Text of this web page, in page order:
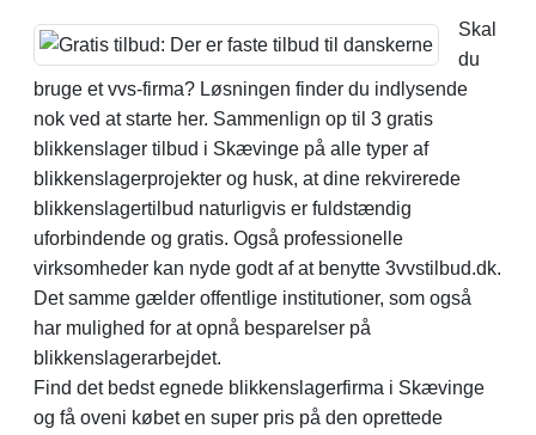
Skal
du
bruge et vvs-firma? Løsningen finder du indlysende
nok ved at starte her. Sammenlign op til 3 gratis
blikkenslager tilbud i Skævinge på alle typer af
blikkenslagerprojekter og husk, at dine rekvirerede
blikkenslagertilbud naturligvis er fuldstændig
uforbindende og gratis. Også professionelle
virksomheder kan nyde godt af at benytte 3vvstilbud.dk.
Det samme gælder offentlige institutioner, som også
har mulighed for at opnå besparelser på
blikkenslagerarbejdet.
Find det bedst egnede blikkenslagerfirma i Skævinge
og få oveni købet en super pris på den oprettede